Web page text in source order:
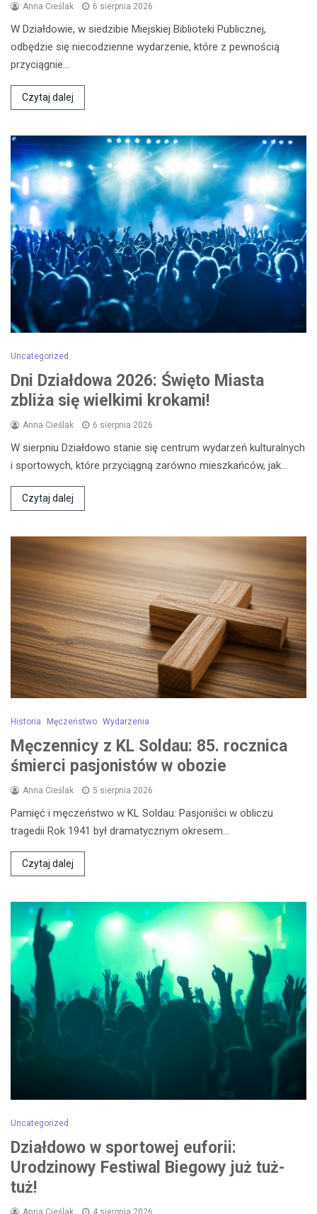
Anna Cieślak 6 sierpnia 2026
W Działdowie, w siedzibie Miejskiej Biblioteki Publicznej,
odbędzie się niecodzienne wydarzenie, które z pewnością
przyciągnie…
Czytaj dalej
Uncategorized
Dni Działdowa 2026: Święto Miasta
zbliża się wielkimi krokami!
Anna Cieślak 6 sierpnia 2026
W sierpniu Działdowo stanie się centrum wydarzeń kulturalnych
i sportowych, które przyciągną zarówno mieszkańców, jak…
Czytaj dalej
Historia Męczeństwo Wydarzenia
Męczennicy z KL Soldau: 85. rocznica
śmierci pasjonistów w obozie
Anna Cieślak 5 sierpnia 2026
Pamięć i męczeństwo w KL Soldau: Pasjoniści w obliczu
tragedii Rok 1941 był dramatycznym okresem…
Czytaj dalej
Uncategorized
Działdowo w sportowej euforii:
Urodzinowy Festiwal Biegowy już tuż-
tuż!
Anna Cieślak 4 sierpnia 2026